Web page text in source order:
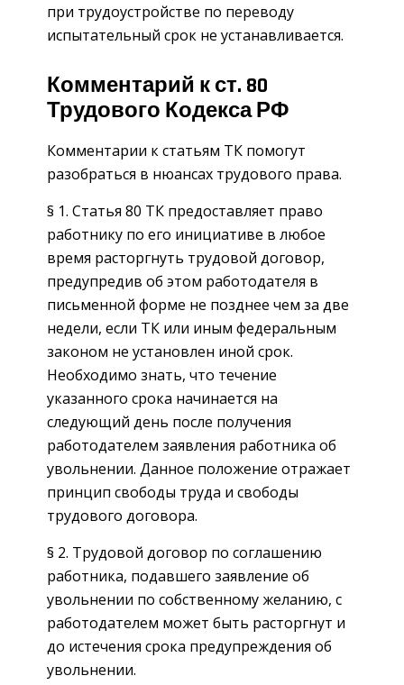
при трудоустройстве по переводу
испытательный срок не устанавливается.
Комментарий к ст. 80
Трудового Кодекса РФ
Комментарии к статьям ТК помогут
разобраться в нюансах трудового права.
§ 1. Статья 80 ТК предоставляет право
работнику по его инициативе в любое
время расторгнуть трудовой договор,
предупредив об этом работодателя в
письменной форме не позднее чем за две
недели, если ТК или иным федеральным
законом не установлен иной срок.
Необходимо знать, что течение
указанного срока начинается на
следующий день после получения
работодателем заявления работника об
увольнении. Данное положение отражает
принцип свободы труда и свободы
трудового договора.
§ 2. Трудовой договор по соглашению
работника, подавшего заявление об
увольнении по собственному желанию, с
работодателем может быть расторгнут и
до истечения срока предупреждения об
увольнении.